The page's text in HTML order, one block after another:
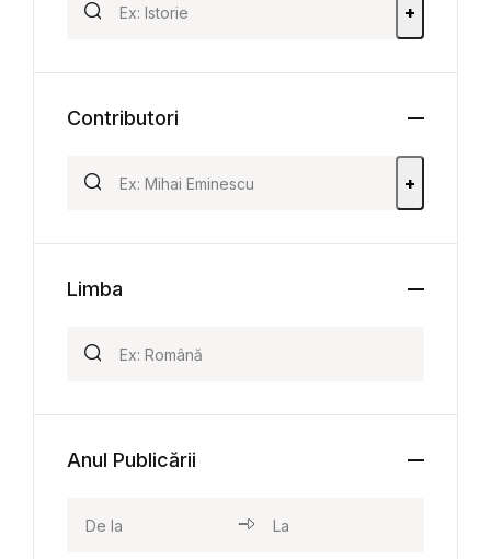
+
Contributori
+
Limba
Anul Publicării